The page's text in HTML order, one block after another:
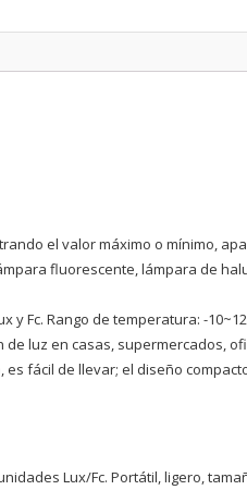
el valor máximo o mínimo,
fluorescente, lámpara de
Fc. Rango de temperatura: -
luz en casas, supermercados,
fácil de llevar; el diseño
Lux/Fc. Portátil, ligero,